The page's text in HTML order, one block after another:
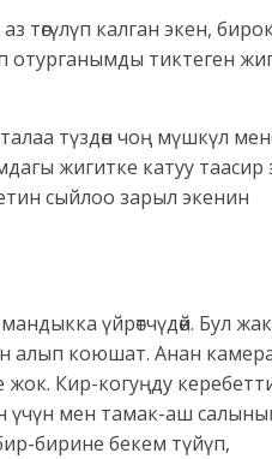
төгүлүп калган экен,
отурганымды тиктеген
түздөн чоң мүшкүл
жигитке катуу таасир
сыйлоо зарыл экенин
үйрөтчүдөй. Бул
алып коюшат. Анан
жок. Кир-когуңду
үчүн мен тамак-аш
бирине бекем түйүп,